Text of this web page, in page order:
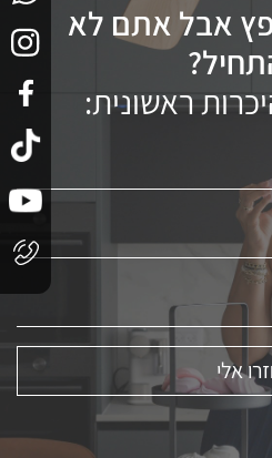
אבל אתם לא
ראשונית: